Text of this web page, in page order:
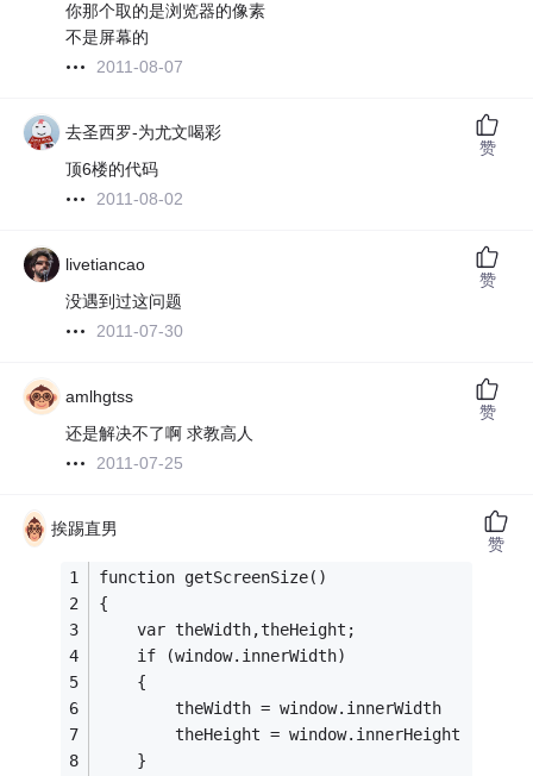
你那个取的是浏览器的像素
不是屏幕的
2011-08-07
去圣西罗-为尤文喝彩
顶6楼的代码
2011-08-02
赞
livetiancao
没遇到过这问题
2011-07-30
赞
amlhgtss
还是解决不了啊 求教高人
2011-07-25
赞
挨踢直男
function getScreenSize()
{
    var theWidth,theHeight;
    if (window.innerWidth)
    {
	    theWidth = window.innerWidth
	    theHeight = window.innerHeight
    }
赞